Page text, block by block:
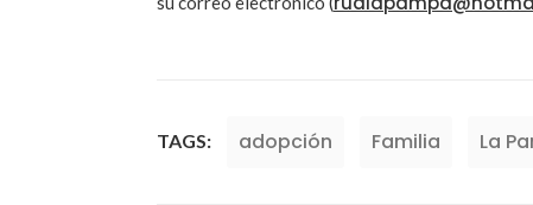
TAGS: adopción Familia La